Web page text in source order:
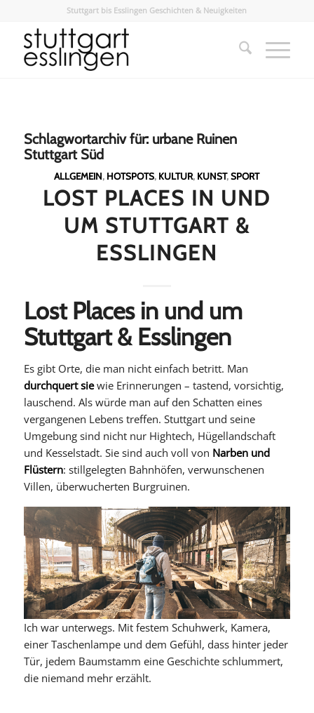
Stuttgart bis Esslingen Geschichten & Neuigkeiten
Schlagwortarchiv für: urbane Ruinen
Stuttgart Süd
ALLGEMEIN, HOTSPOTS, KULTUR, KUNST,SPORT
LOST PLACES IN UND
UM STUTTGART &
ESSLINGEN
Lost Places in und um
Stuttgart & Esslingen
Es gibt Orte, die man nicht einfach betritt. Man
durchquert siewie Erinnerungen – tastend, vorsichtig,
lauschend. Als würde man auf den Schatten eines
vergangenen Lebens treffen. Stuttgart und seine
Umgebung sind nicht nur Hightech, Hügellandschaft
und Kesselstadt. Sie sind auch voll von Narben und
Flüstern: stillgelegten Bahnhöfen, verwunschenen
Villen, überwucherten Burgruinen.
Ich war unterwegs. Mit festem Schuhwerk, Kamera,
einer Taschenlampe und dem Gefühl, dass hinter jeder
Tür, jedem Baumstamm eine Geschichte schlummert,
die niemand mehr erzählt.